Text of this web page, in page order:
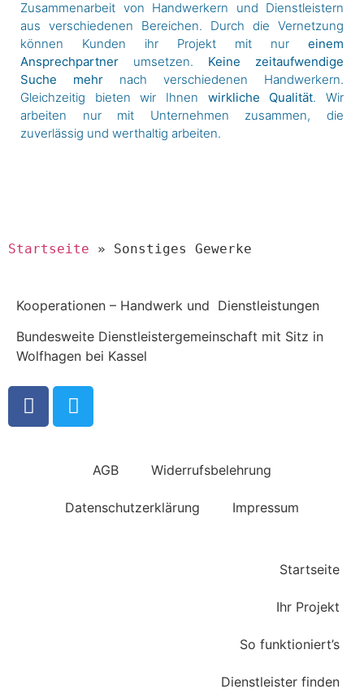
Zusammenarbeit von Handwerkern und Dienstleistern
aus verschiedenen Bereichen. Durch die Vernetzung
können Kunden ihr Projekt mit nur einem
Ansprechpartner umsetzen. Keine zeitaufwendige
Suche mehr nach verschiedenen Handwerkern.
Gleichzeitig bieten wir Ihnen wirkliche Qualität. Wir
arbeiten nur mit Unternehmen zusammen, die
zuverlässig und werthaltig arbeiten.
Startseite » Sonstiges Gewerke
Kooperationen – Handwerk und Dienstleistungen
Bundesweite Dienstleistergemeinschaft mit Sitz in
Wolfhagen bei Kassel
AGB Widerrufsbelehrung
Datenschutzerklärung Impressum
Startseite
Ihr Projekt
So funktioniert’s
Dienstleister finden